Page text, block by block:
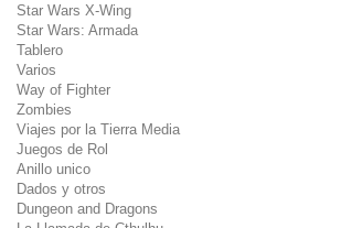
Star Wars X-Wing
Star Wars: Armada
Tablero
Varios
Way of Fighter
Zombies
Viajes por la Tierra Media
Juegos de Rol
Anillo unico
Dados y otros
Dungeon and Dragons